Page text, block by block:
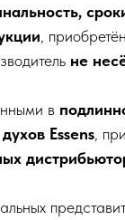
,
не
в
Essens,